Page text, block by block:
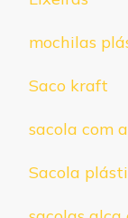
mochilas
Saco kraft
sacola com
Sacola